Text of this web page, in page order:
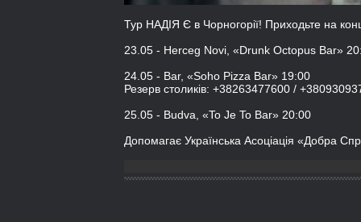
Тур НАДІЯ Є в Чорногорії! Приходьте на
23.05 - Herceg Novi, «Drunk Octopus Bar»
24.05 - Bar, «Soho Pizza Bar» 19:00
Резерв столиків: +38263477600 /
25.05 - Budva, «To Je To Bar» 20:00
Допомагає Українська Асоціація «Добра